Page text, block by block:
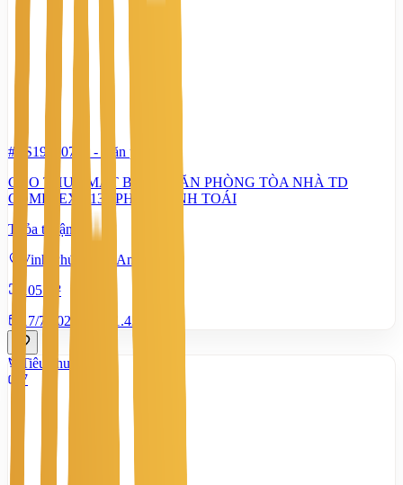
#TS19280727 -
Văn phòng
CHO THUÊ MẶT BẰNG VĂN PHÒNG TÒA NHÀ TD
COMPLEX - 139 PHẠM ĐÌNH TOÁI
Thỏa thuận
Vinh Phú, Nghệ An
105 m²
17/7/2026
1.420
Tiêu chuẩn
7